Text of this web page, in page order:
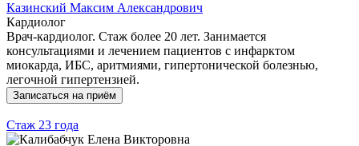
Казинский Максим Александрович
Кардиолог
Врач-кардиолог. Стаж более 20 лет. Занимается
консультациями и лечением пациентов с инфарктом
миокарда, ИБС, аритмиями, гипертонической болезнью,
легочной гипертензией.
Записаться на приём
Стаж 23 года